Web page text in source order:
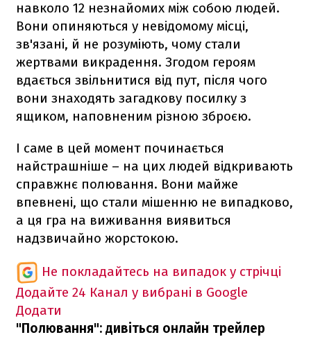
навколо 12 незнайомих між собою людей.
Вони опиняються у невідомому місці,
зв'язані, й не розуміють, чому стали
жертвами викрадення. Згодом героям
вдається звільнитися від пут, після чого
вони знаходять загадкову посилку з
ящиком, наповненим різною зброєю.
І саме в цей момент починається
найстрашніше – на цих людей відкривають
справжнє полювання. Вони майже
впевнені, що стали мішенню не випадково,
а ця гра на виживання виявиться
надзвичайно жорстокою.
Не покладайтесь на випадок у стрічці
Додайте 24 Канал у вибрані в Google
Додати
"Полювання": дивіться онлайн трейлер